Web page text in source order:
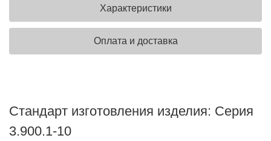
Характеристики
Оплата и доставка
Стандарт изготовления изделия: Серия
3.900.1-10